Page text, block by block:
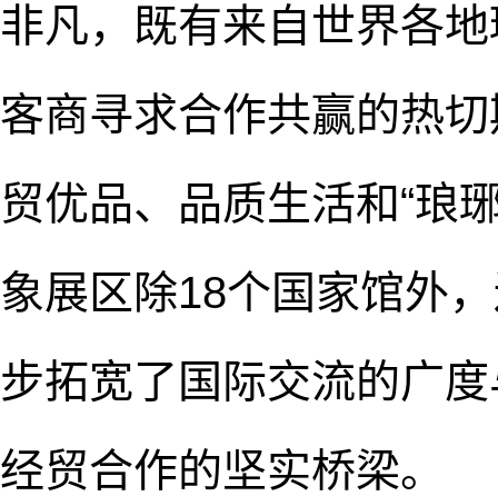
非凡，既有来自世界各
客商寻求合作共赢的热
贸优品、品质生活和“琅
象展区除18个国家馆外
步拓宽了国际交流的广
经贸合作的坚实桥梁。